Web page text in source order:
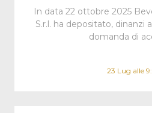
In data 22 ottobre 2025
S.r.l. ha depositato, dinanzi
domanda di
23 Lug alle